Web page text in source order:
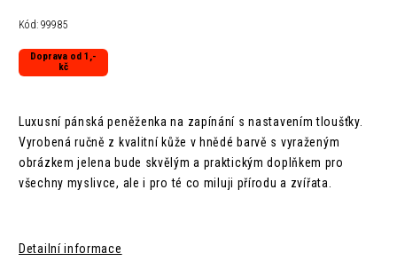
Kód: 99985
Doprava od 1,-
kč
Luxusní pánská peněženka na zapínání s nastavením tloušťky.
Vyrobená ručně z kvalitní kůže v hnědé barvě s vyraženým
obrázkem jelena bude skvělým a praktickým doplňkem pro
všechny myslivce, ale i pro té co miluji přírodu a zvířata.
Detailní informace